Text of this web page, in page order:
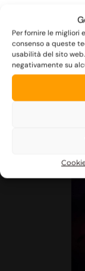
Per fornire le migliori
consenso a queste
usabilità del sito
negativamente su